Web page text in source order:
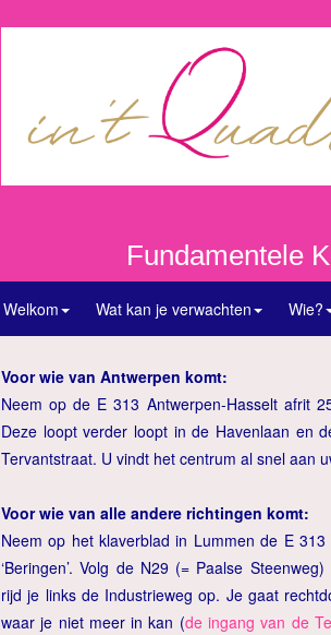
Fundamentele
Welkom Wat kan je verwachten Wie?
Voor wie van Antwerpen komt:
Neem op de E 313 Antwerpen-Hasselt afrit
Deze loopt verder loopt in de Havenlaan en
Tervantstraat. U vindt het centrum al snel aan
Voor wie van alle andere richtingen komt:
Neem op het klaverblad in Lummen de E
‘Beringen’. Volg de N29 (= Paalse
rijd je links de Industrieweg op. Je gaat
waar je niet meer in kan (de ingang van de